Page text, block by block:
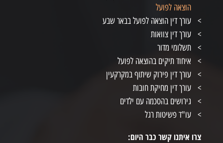
הוצאה לפועל
עורך דין הוצאה לפועל בבאר שבע
עורך דין צוואות
תשלומי מדור
איחוד תיקים בהוצאה לפועל
עורך דין פירוק שיתוף במקרקעין
עורך דין מחיקת חובות
גירושים בהסכמה עם ילדים
עו"ד פשיטות רגל
צרו איתנו קשר כבר היום: